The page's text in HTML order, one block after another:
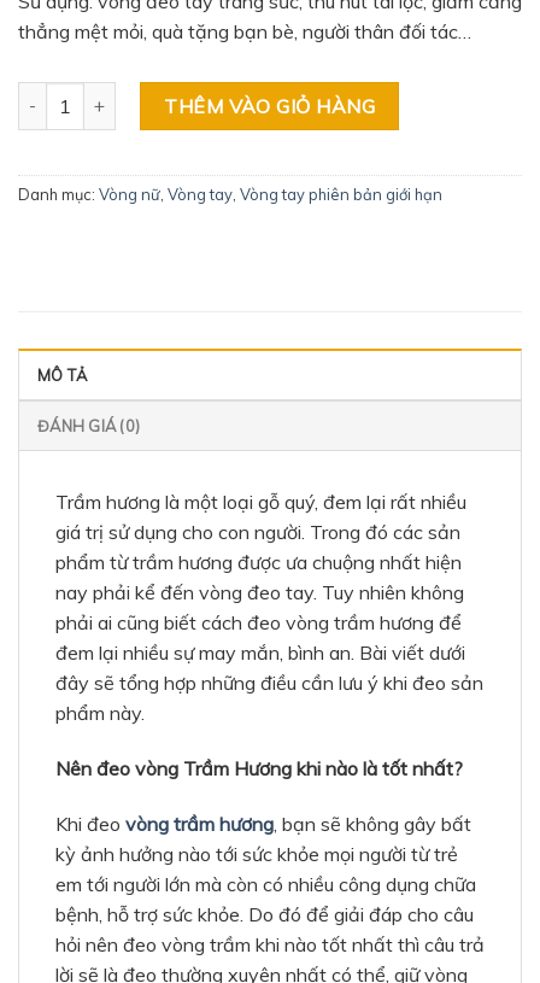
thẳng mệt mỏi, quà tặng bạn bè, người thân đối tác…
Vòng Đơn Nữ Cận Chìm VIP số lượng
THÊM VÀO GIỎ HÀNG
Danh mục: Vòng nữ Vòng tay Vòng tay phiên bản giới hạn
MÔ TẢ
ĐÁNH GIÁ (0)
Trầm hương là một loại gỗ quý, đem lại rất nhiều
giá trị sử dụng cho con người. Trong đó các sản
phẩm từ trầm hương được ưa chuộng nhất hiện
nay phải kể đến vòng đeo tay. Tuy nhiên không
phải ai cũng biết cách đeo vòng trầm hương để
đem lại nhiều sự may mắn, bình an. Bài viết dưới
đây sẽ tổng hợp những điều cần lưu ý khi đeo sản
phẩm này.
Nên đeo vòng Trầm Hương khi nào là tốt nhất?
Khi đeo vòng trầm hương, bạn sẽ không gây bất
kỳ ảnh hưởng nào tới sức khỏe mọi người từ trẻ
em tới người lớn mà còn có nhiều công dụng chữa
bệnh, hỗ trợ sức khỏe. Do đó để giải đáp cho câu
hỏi nên đeo vòng trầm khi nào tốt nhất thì câu trả
lời sẽ là đeo thường xuyên nhất có thể, giữ vòng